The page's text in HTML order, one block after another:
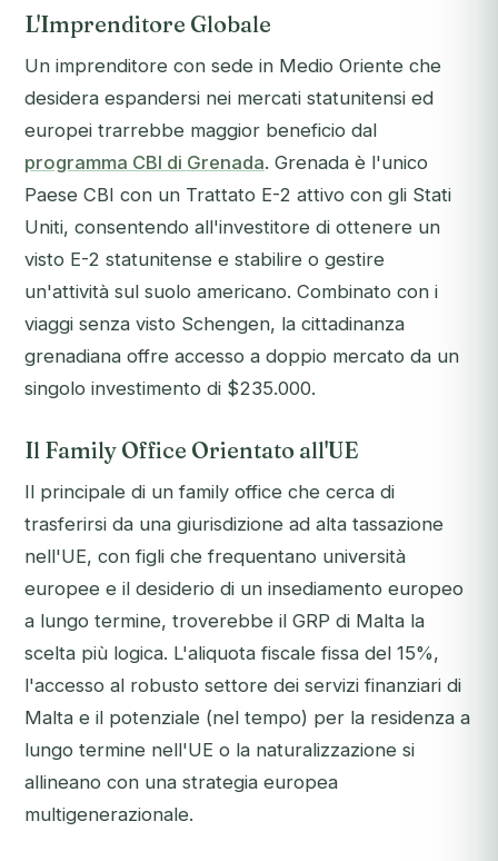
L'Imprenditore Globale
Un imprenditore con sede in Medio Oriente che
desidera espandersi nei mercati statunitensi ed
europei trarrebbe maggior beneficio dal
programma CBI di Grenada. Grenada è l'unico
Paese CBI con un Trattato E-2 attivo con gli Stati
Uniti, consentendo all'investitore di ottenere un
visto E-2 statunitense e stabilire o gestire
un'attività sul suolo americano. Combinato con i
viaggi senza visto Schengen, la cittadinanza
grenadiana offre accesso a doppio mercato da un
singolo investimento di $235.000.
Il Family Office Orientato all'UE
Il principale di un family office che cerca di
trasferirsi da una giurisdizione ad alta tassazione
nell'UE, con figli che frequentano università
europee e il desiderio di un insediamento europeo
a lungo termine, troverebbe il GRP di Malta la
scelta più logica. L'aliquota fiscale fissa del 15%,
l'accesso al robusto settore dei servizi finanziari di
Malta e il potenziale (nel tempo) per la residenza a
lungo termine nell'UE o la naturalizzazione si
allineano con una strategia europea
multigenerazionale.